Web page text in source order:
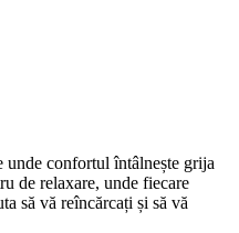
confortul întâlnește grija
de relaxare, unde fiecare
să vă reîncărcați și să vă